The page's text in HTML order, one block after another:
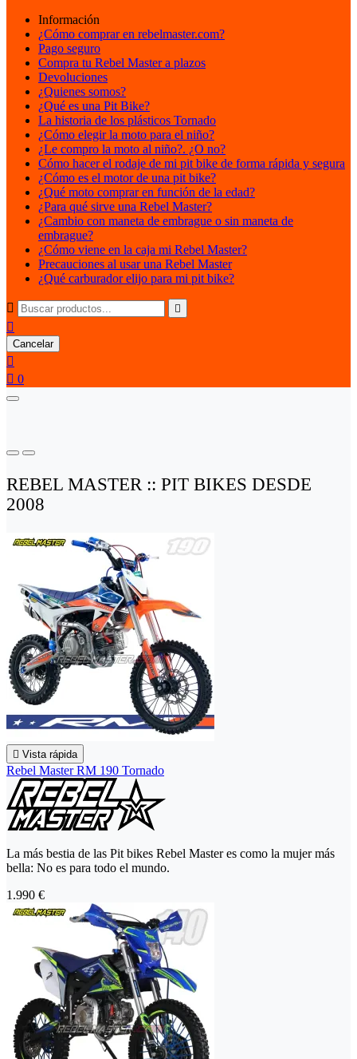
Información
¿Cómo comprar en rebelmaster.com?
Pago seguro
Compra tu Rebel Master a plazos
Devoluciones
¿Quienes somos?
¿Qué es una Pit Bike?
La historia de los plásticos Tornado
¿Cómo elegir la moto para el niño?
¿Le compro la moto al niño?. ¿O no?
Cómo hacer el rodaje de mi pit bike de forma rápida y segura
¿Cómo es el motor de una pit bike?
¿Qué moto comprar en función de la edad?
¿Para qué sirve una Rebel Master?
¿Cambio con maneta de embrague o sin maneta de
embrague?
¿Cómo viene en la caja mi Rebel Master?
Precauciones al usar una Rebel Master
¿Qué carburador elijo para mi pit bike?
 

Cancelar

 0
REBEL MASTER :: PIT BIKES DESDE
2008
 Vista rápida
Rebel Master RM 190 Tornado
La más bestia de las Pit bikes Rebel Master es como la mujer más
bella: No es para todo el mundo.
1.990 €